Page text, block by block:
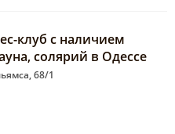
клуб с наличием
солярий в Одессе
68/1